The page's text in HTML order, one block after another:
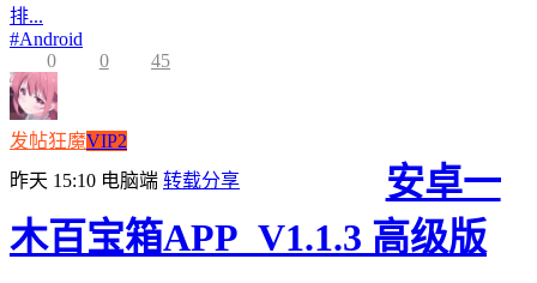
排...
#Android
0
0 45
发帖狂魔VIP2
昨天 15:10 电脑端 转载分享
安卓一
木百宝箱APP_V1.1.3 高级版